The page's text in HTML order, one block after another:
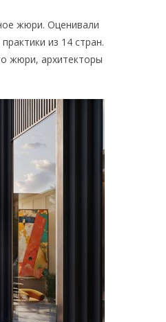
жюри. Оценивали
из 14 стран.
жюри, архитекторы